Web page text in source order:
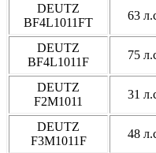
DEUTZ
BF4L1011FT
63
DEUTZ
BF4L1011F
75
DEUTZ
F2M1011
31
DEUTZ
F3M1011F
48